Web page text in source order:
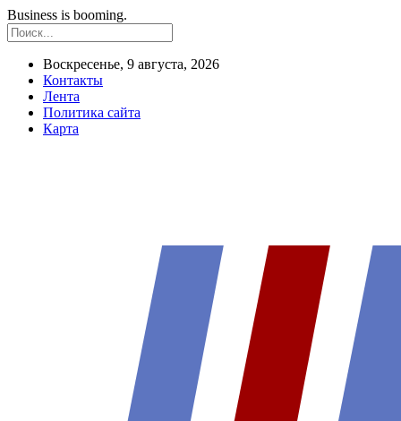
Business is booming.
Воскресенье, 9 августа, 2026
Контакты
Лента
Политика сайта
Карта